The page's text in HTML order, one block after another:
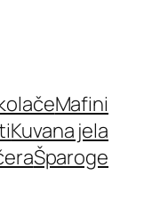
Mafini
Kuvana jela
Šparoge